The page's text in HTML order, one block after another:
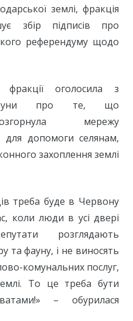
землі, фракція
збір підписів про
референдуму щодо
оголосила з
про те, що
мережу
для допомоги селянам,
захоплення землі
треба буде в Червону
коли люди в усі двері
розглядають
та фауну, і не виносять
комунальних послуг,
То це треба бути
– обурилася